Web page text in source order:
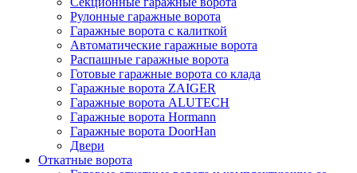
Рулонные гаражные ворота
Гаражные ворота с калиткой
Автоматические гаражные ворота
Распашные гаражные ворота
Готовые гаражные ворота со клада
Гаражные ворота ZAIGER
Гаражные ворота ALUTECH
Гаражные ворота Hormann
Гаражные ворота DoorHan
Двери
Откатные ворота